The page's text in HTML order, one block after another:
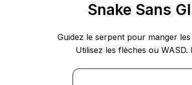
Snake Sans
Guidez le serpent pour manger
Utilisez les flèches ou